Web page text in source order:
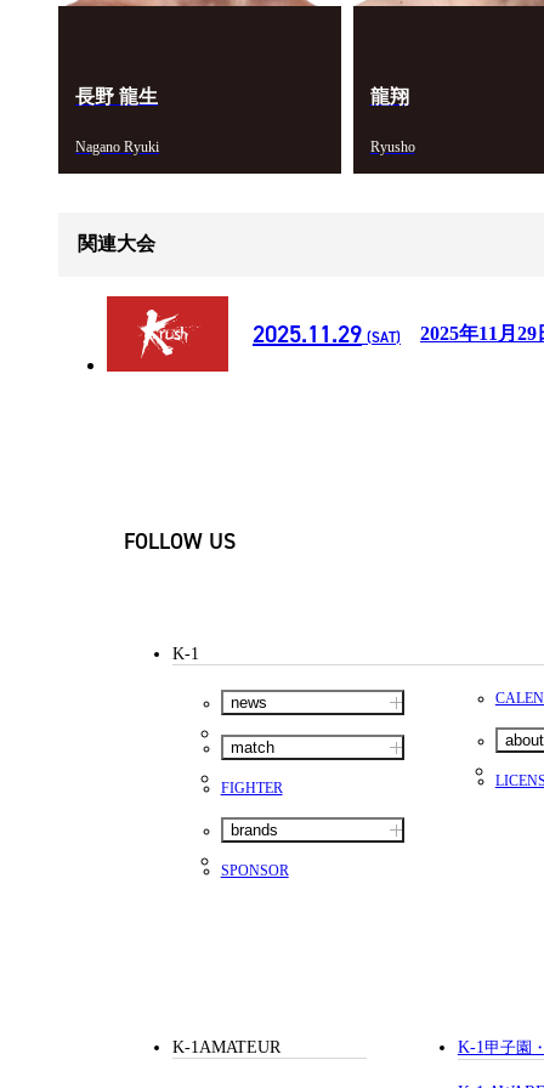
長野 龍生
Nagano Ryuki
龍翔
Ryusho
関連大会
2025.11.29 (SAT) 2025年11月
FOLLOW US
K-1
news
match
FIGHTER
brands
SPONSOR
about
K-1AMATEUR K-1甲子園